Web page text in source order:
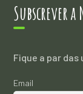
Subscrever
Fique a par
Email